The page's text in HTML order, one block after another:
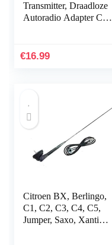
Transmitter, Draadloze
Autoradio Adapter Car
USB Voor Auto…
€16.99
Citroen BX, Berlingo,
C1, C2, C3, C4, C5,
Jumper, Saxo, Xantia,